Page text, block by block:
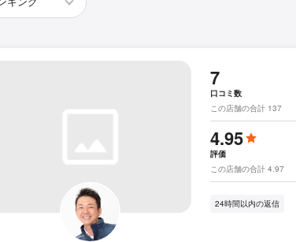
7
口コミ数
この店舗の合計 137
4.95
評価
この店舗の合計 4.97
24時間以内の返信